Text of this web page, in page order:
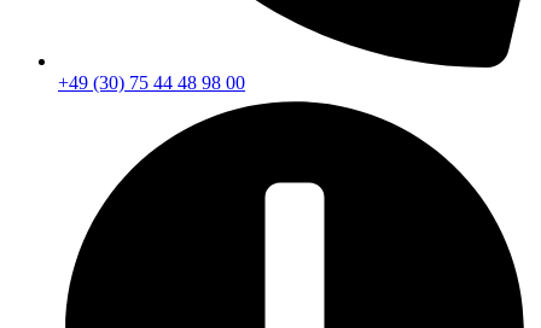
+49 (30) 75 44 48 98 00